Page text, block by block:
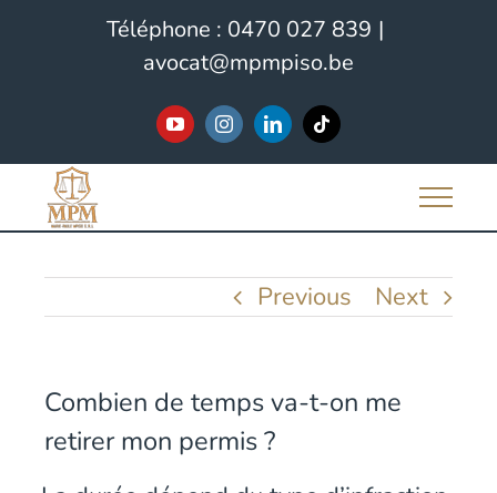
Téléphone : 0470 027 839 |
avocat@mpmpiso.be
YouTubeInstagramLinkedInTiktok
Previous Next
Combien de temps va-t-on me
retirer mon permis ?